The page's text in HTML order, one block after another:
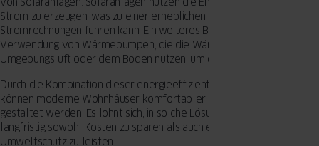
Strom zu erzeugen, was zu einer erheblichen Senkung der
Stromrechnungen führen kann. Ein weiteres Beispiel ist die
Verwendung von Wärmepumpen, die die Wärme aus der
Umgebungsluft oder dem Boden nutzen, um das Haus zu heizen.
Durch die Kombination dieser energieeffizienten Technologien
können moderne Wohnhäuser komfortabler und nachhaltiger
gestaltet werden. Es lohnt sich, in solche Lösungen zu investieren, um
langfristig sowohl Kosten zu sparen als auch einen Beitrag zum
Umweltschutz zu leisten.